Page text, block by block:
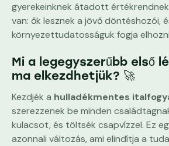
gyerekeinknek átadott
van: ők lesznek a jövő döntéshozói,
környezettudatosságuk fogja
Mi a legegyszerűbb első
ma elkezdhetjük? 🚀
Kezdjék a hulladékmentes
szerezzenek be minden
kulacsot, és töltsék csapvízzel. Ez
azonnali változás, ami elindítja a